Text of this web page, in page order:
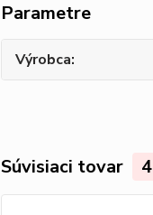
Parametre
Výrobca
Súvisiaci tovar 4